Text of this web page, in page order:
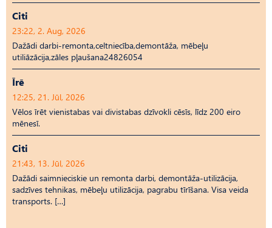
Citi
23:22, 2. Aug, 2026
Dažādi darbi-remonta,celtniecība,demontāža, mēbeļu
utiliāzācija,zāles pļaušana24826054
Īrē
12:25, 21. Jūl, 2026
Vēlos īrēt vienistabas vai divistabas dzīvokli cēsīs, līdz 200 eiro
mēnesī.
Citi
21:43, 13. Jūl, 2026
Dažādi saimnieciskie un remonta darbi, demontāža-utilizācija,
sadzīves tehnikas, mēbeļu utilizācija, pagrabu tīrīšana. Visa veida
transports. […]